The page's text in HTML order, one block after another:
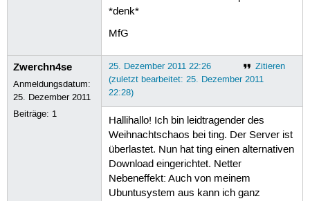
*denk*
MfG
Zwerchn4se
Anmeldungsdatum:
25. Dezember 2011
Beiträge: 1
Zitieren
25. Dezember 2011 22:26
(zuletzt bearbeitet: 25. Dezember 2011
22:28)
Hallihallo! Ich bin leidtragender des
Weihnachtschaos bei ting. Der Server ist
überlastet. Nun hat ting einen alternativen
Download eingerichtet. Netter
Nebeneffekt: Auch von meinem
Ubuntusystem aus kann ich ganz